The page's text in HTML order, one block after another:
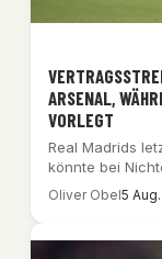
ARSENAL,
VORLEGT
Real Madrids
könnte bei
einem
Oliver Obel5